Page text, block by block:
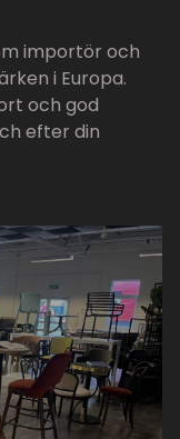
importör och
i Europa.
och god
efter din